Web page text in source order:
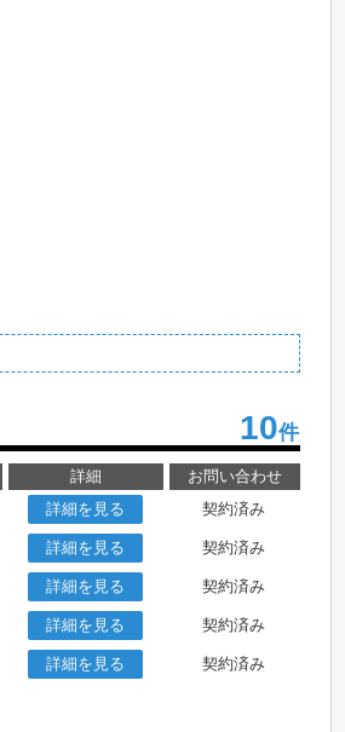
10件
詳細
お問い合わせ
詳細を見る 契約済み
詳細を見る 契約済み
詳細を見る 契約済み
詳細を見る 契約済み
詳細を見る 契約済み